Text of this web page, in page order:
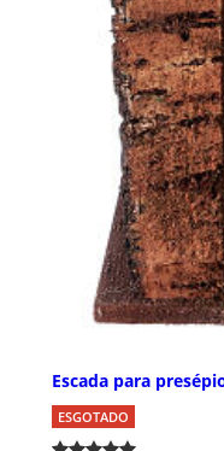
Escada para
ESGOTADO